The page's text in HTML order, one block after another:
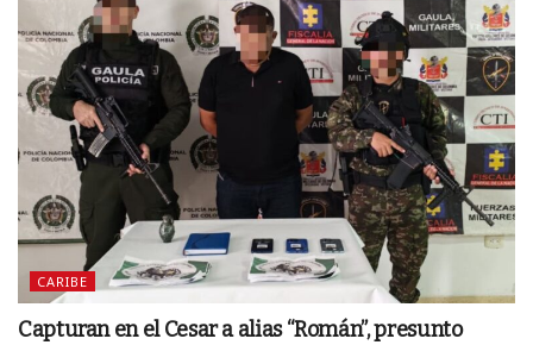
CARIBE
Capturan en el Cesar a alias “Román”, presunto